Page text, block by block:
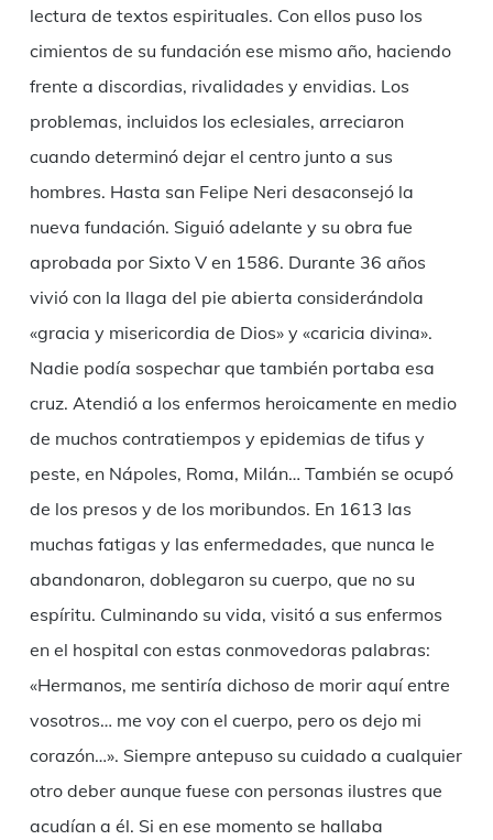
lectura de textos espirituales. Con ellos puso los
cimientos de su fundación ese mismo año, haciendo
frente a discordias, rivalidades y envidias. Los
problemas, incluidos los eclesiales, arreciaron
cuando determinó dejar el centro junto a sus
hombres. Hasta san Felipe Neri desaconsejó la
nueva fundación. Siguió adelante y su obra fue
aprobada por Sixto V en 1586. Durante 36 años
vivió con la llaga del pie abierta considerándola
«gracia y misericordia de Dios» y «caricia divina».
Nadie podía sospechar que también portaba esa
cruz. Atendió a los enfermos heroicamente en medio
de muchos contratiempos y epidemias de tifus y
peste, en Nápoles, Roma, Milán… También se ocupó
de los presos y de los moribundos. En 1613 las
muchas fatigas y las enfermedades, que nunca le
abandonaron, doblegaron su cuerpo, que no su
espíritu. Culminando su vida, visitó a sus enfermos
en el hospital con estas conmovedoras palabras:
«Hermanos, me sentiría dichoso de morir aquí entre
vosotros… me voy con el cuerpo, pero os dejo mi
corazón…». Siempre antepuso su cuidado a cualquier
otro deber aunque fuese con personas ilustres que
acudían a él. Si en ese momento se hallaba